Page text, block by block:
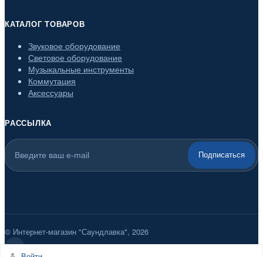
КАТАЛОГ ТОВАРОВ
Звуковое оборудование
Световое оборудование
Музыкальные инструменты
Коммутация
Аксессуары
РАССЫЛКА
Подписаться
© Интернет-магазин "Саундлавка", 2026